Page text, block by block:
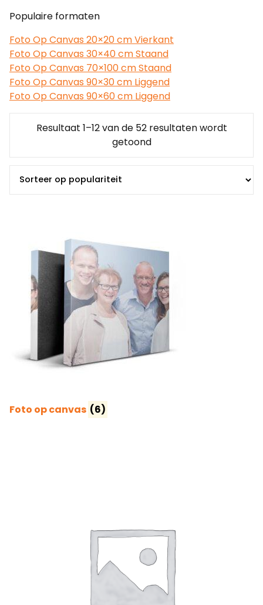
Populaire formaten
Foto Op Canvas 20×20 cm Vierkant
Foto Op Canvas 30×40 cm Staand
Foto Op Canvas 70×100 cm Staand
Foto Op Canvas 90×30 cm Liggend
Foto Op Canvas 90×60 cm Liggend
Resultaat 1–12 van de 52 resultaten wordt
getoondGesorteerd
Foto op canvas (6)